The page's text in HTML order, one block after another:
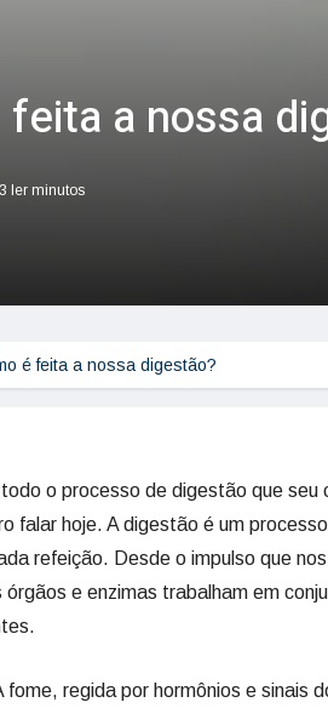
a nossa
3 ler minutos
é feita a nossa digestão?
o processo de digestão que seu
falar hoje. A digestão é um
refeição. Desde o impulso que
e enzimas trabalham em
regida por hormônios e sinais